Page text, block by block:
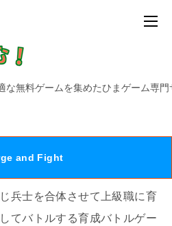
な無料ゲームを集めたひまゲーム専
and Fight
兵士を合体させて上級職に育
てバトルする育成バトルゲー